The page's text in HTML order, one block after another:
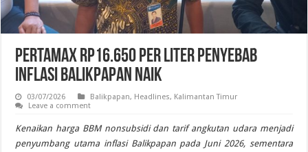
Pertamax Rp16.650 per Liter Penyebab
Inflasi Balikpapan Naik
03/07/2026 Balikpapan, Headlines, Kalimantan Timur
Leave a comment
Kenaikan harga BBM nonsubsidi dan tarif angkutan udara menjadi
penyumbang utama inflasi Balikpapan pada Juni 2026, sementara